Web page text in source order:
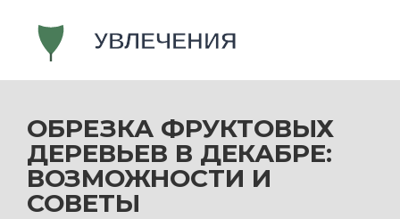
ОБРЕЗКА ФРУКТОВЫХ
ДЕРЕВЬЕВ В ДЕКАБРЕ:
ВОЗМОЖНОСТИ И
СОВЕТЫ